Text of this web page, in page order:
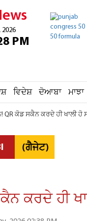
2026
PM
ਵਿਦੇਸ਼ ਦੋਆਬਾ ਮਾਝਾ
QR ਕੋਡ ਸਕੈਨ ਕਰਦੇ ਹੀ ਖਾਲੀ
(ਗੈਜੇਟ)
ਕਰਦੇ ਹੀ